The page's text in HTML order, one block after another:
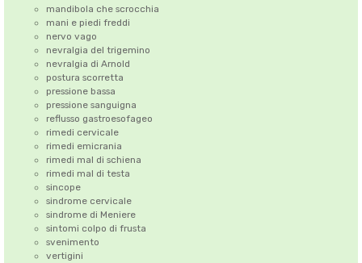
mandibola che scrocchia
mani e piedi freddi
nervo vago
nevralgia del trigemino
nevralgia di Arnold
postura scorretta
pressione bassa
pressione sanguigna
reflusso gastroesofageo
rimedi cervicale
rimedi emicrania
rimedi mal di schiena
rimedi mal di testa
sincope
sindrome cervicale
sindrome di Meniere
sintomi colpo di frusta
svenimento
vertigini